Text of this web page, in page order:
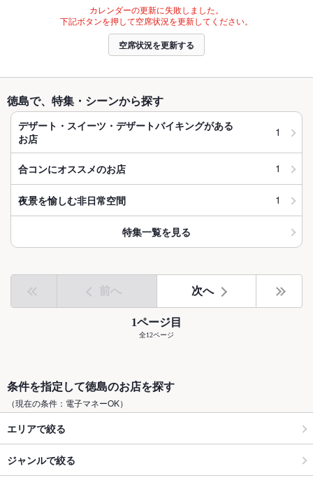
カレンダーの更新に失敗しました。
下記ボタンを押して空席状況を更新してください。
空席状況を更新する
徳島で、特集・シーンから探す
デザート・スイーツ・デザートバイキングがある
お店
1
合コンにオススメのお店 1
夜景を愉しむ非日常空間 1
特集一覧を見る
前へ 次へ
1ページ目
全12ページ
条件を指定して徳島のお店を探す
（現在の条件：電子マネーOK）
エリアで絞る
ジャンルで絞る